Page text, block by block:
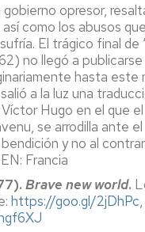
opresor,
como los abusos
El trágico final de
no llegó a
hasta este
a la luz una
Hugo en el que
se arrodilla ante
y no al
Francia
Brave new world.
https://goo.gl/2jDhPc,